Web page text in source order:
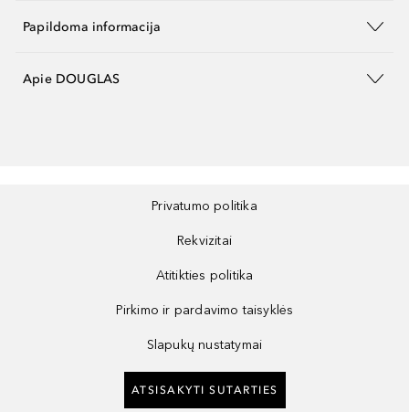
Papildoma informacija
Apie DOUGLAS
Privatumo politika
Rekvizitai
Atitikties politika
Pirkimo ir pardavimo taisyklės
Slapukų nustatymai
ATSISAKYTI SUTARTIES